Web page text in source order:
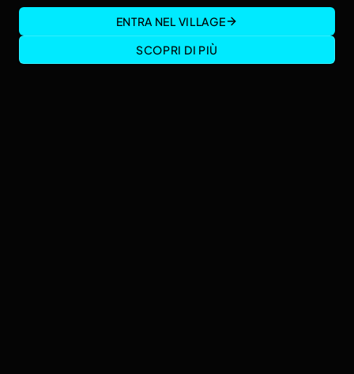
ENTRA NEL VILLAGE
SCOPRI DI PIÙ